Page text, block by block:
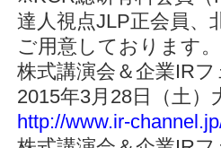
達人視点JLP正会員、
ご用意しております。
株式講演会＆企業IR
2015年3月28日（土
http://www.ir-